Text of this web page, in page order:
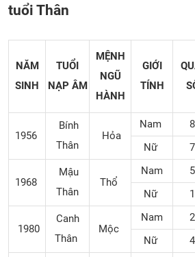
tuổi Thân
NĂM
SINH
TUỔI
NẠP ÂM
MỆNH
NGŨ
HÀNH
GIỚI
TÍNH
1956
Bính
Thân
Hỏa
Nam 8
Nữ
7
1968
Mậu
Thân
Thổ
Nam 5
Nữ
1
1980
Canh
Thân
Mộc
Nam 2
Nữ
4